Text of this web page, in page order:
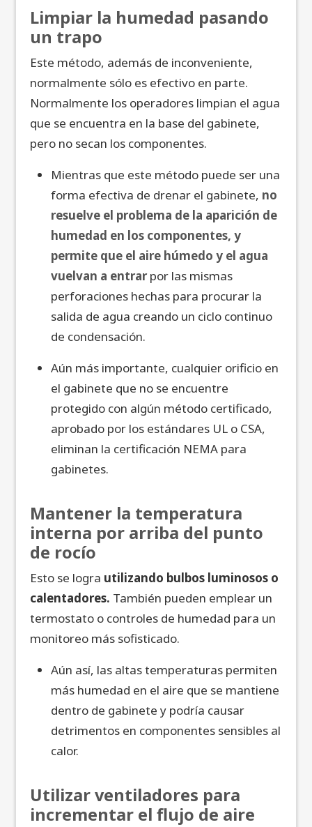
Limpiar la humedad pasando
un trapo
Este método, además de inconveniente,
normalmente sólo es efectivo en parte.
Normalmente los operadores limpian el agua
que se encuentra en la base del gabinete,
pero no secan los componentes.
Mientras que este método puede ser una
forma efectiva de drenar el gabinete, no
resuelve el problema de la aparición de
humedad en los componentes, y
permite que el aire húmedo y el agua
vuelvan a entrarpor las mismas
perforaciones hechas para procurar la
salida de agua creando un ciclo continuo
de condensación.
Aún más importante, cualquier orificio en
el gabinete que no se encuentre
protegido con algún método certificado,
aprobado por los estándares UL o CSA,
eliminan la certificación NEMA para
gabinetes.
Mantener la temperatura
interna por arriba del punto
de rocío
Esto se logra utilizando bulbos luminosos o
calentadores. También pueden emplear un
termostato o controles de humedad para un
monitoreo más sofisticado.
Aún así, las altas temperaturas permiten
más humedad en el aire que se mantiene
dentro de gabinete y podría causar
detrimentos en componentes sensibles al
calor.
Utilizar ventiladores para
incrementar el flujo de aire